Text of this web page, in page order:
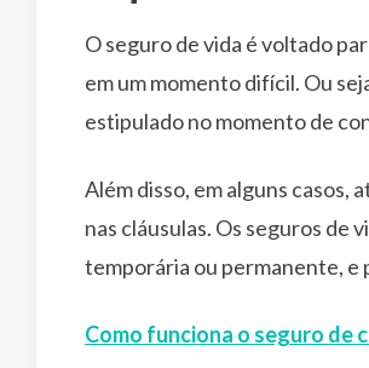
O seguro de vida é voltado
em um momento difícil. Ou
estipulado no momento de
Além disso, em alguns casos,
nas cláusulas. Os seguros de
temporária ou permanente, e
Como funciona o seguro de